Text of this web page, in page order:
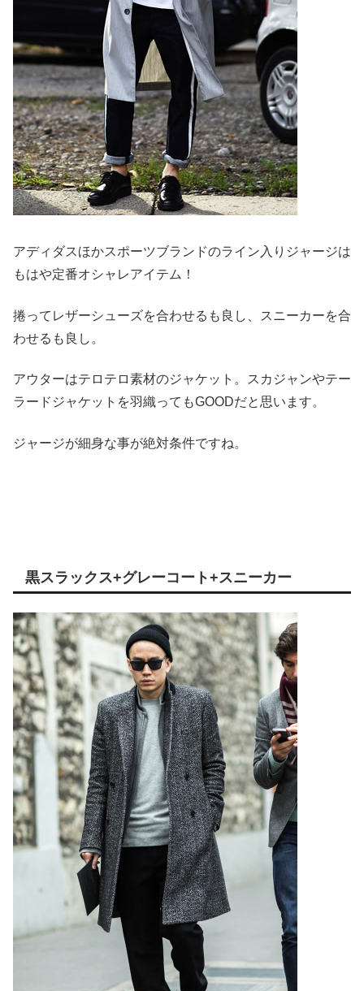
アディダスほかスポーツブランドのライン入りジャージは
もはや定番オシャレアイテム！
捲ってレザーシューズを合わせるも良し、スニーカーを合
わせるも良し。
アウターはテロテロ素材のジャケット。スカジャンやテー
ラードジャケットを羽織ってもGOODだと思います。
ジャージが細身な事が絶対条件ですね。
黒スラックス+グレーコート+スニーカー